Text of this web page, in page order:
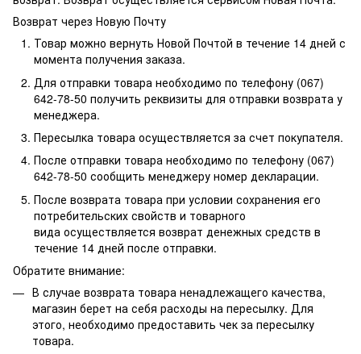
Возврат через Новую Почту
Товар можно вернуть Новой Почтой в течение 14 дней с
момента получения заказа.
Для отправки товара необходимо по телефону (067)
642-78-50 получить реквизиты для отправки возврата у
менеджера.
Пересылка товара осуществляется за счет покупателя.
После отправки товара необходимо по телефону (067)
642-78-50 сообщить менеджеру номер декларации.
После возврата товара при условии сохранения его
потребительских свойств и товарного
вида осуществляется возврат денежных средств в
течение 14 дней после отправки.
Обратите внимание:
В случае возврата товара ненадлежащего качества,
магазин берет на себя расходы на пересылку. Для
этого, необходимо предоставить чек за пересылку
товара.